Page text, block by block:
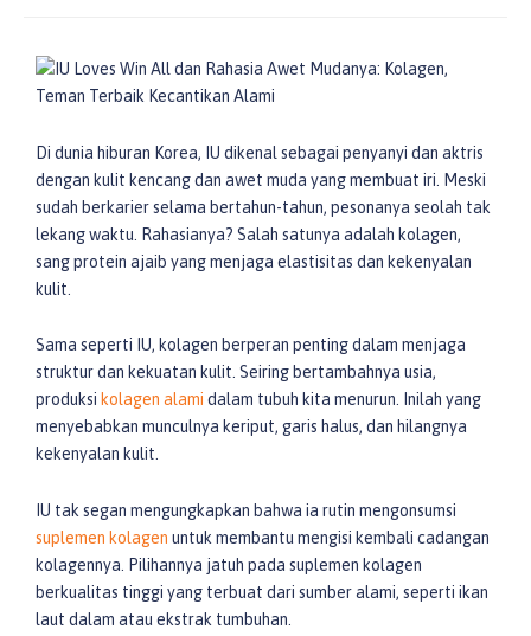
Di dunia hiburan Korea, IU dikenal sebagai penyanyi dan aktris
dengan kulit kencang dan awet muda yang membuat iri. Meski
sudah berkarier selama bertahun-tahun, pesonanya seolah tak
lekang waktu. Rahasianya? Salah satunya adalah kolagen,
sang protein ajaib yang menjaga elastisitas dan kekenyalan
kulit.
Sama seperti IU, kolagen berperan penting dalam menjaga
struktur dan kekuatan kulit. Seiring bertambahnya usia,
produksi kolagen alami dalam tubuh kita menurun. Inilah yang
menyebabkan munculnya keriput, garis halus, dan hilangnya
kekenyalan kulit.
IU tak segan mengungkapkan bahwa ia rutin mengonsumsi
suplemen kolagen untuk membantu mengisi kembali cadangan
kolagennya. Pilihannya jatuh pada suplemen kolagen
berkualitas tinggi yang terbuat dari sumber alami, seperti ikan
laut dalam atau ekstrak tumbuhan.